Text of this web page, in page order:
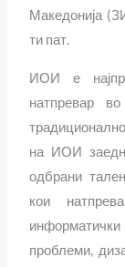
Македонија
ти пат.
ИОИ е
натпревар
на ИОИ
одбрани
кои
проблеми,